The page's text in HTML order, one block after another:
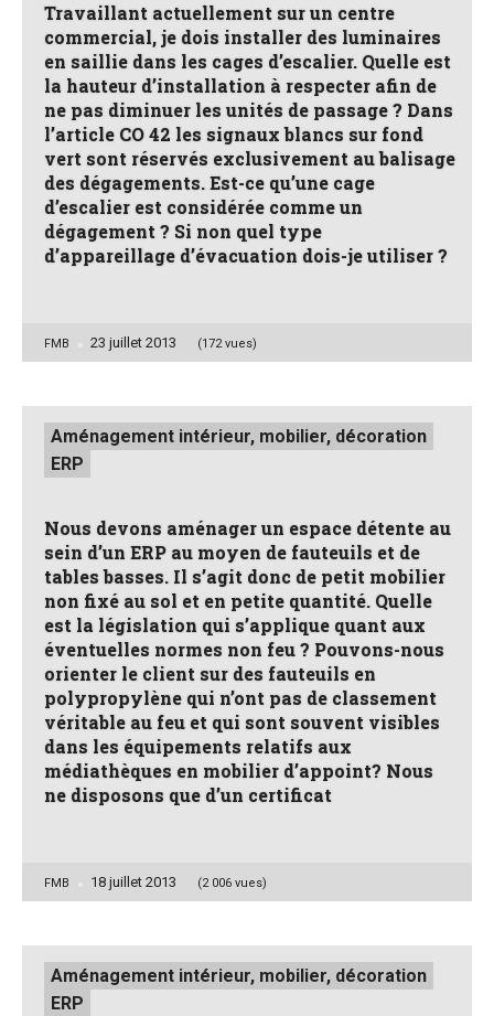
Travaillant actuellement sur un centre
commercial, je dois installer des luminaires
en saillie dans les cages d’escalier. Quelle est
la hauteur d’installation à respecter afin de
ne pas diminuer les unités de passage ? Dans
l’article CO 42 les signaux blancs sur fond
vert sont réservés exclusivement au balisage
des dégagements. Est-ce qu’une cage
d’escalier est considérée comme un
dégagement ? Si non quel type
d’appareillage d’évacuation dois-je utiliser ?
Posted
FMB 23 juillet 2013 (172 vues)
Posted
inAménagement intérieur, mobilier, décoration
ERP
Nous devons aménager un espace détente au
sein d’un ERP au moyen de fauteuils et de
tables basses. Il s’agit donc de petit mobilier
non fixé au sol et en petite quantité. Quelle
est la législation qui s’applique quant aux
éventuelles normes non feu ? Pouvons-nous
orienter le client sur des fauteuils en
polypropylène qui n’ont pas de classement
véritable au feu et qui sont souvent visibles
dans les équipements relatifs aux
médiathèques en mobilier d’appoint? Nous
ne disposons que d’un certificat
Posted
FMB 18 juillet 2013 (2 006 vues)
Posted
inAménagement intérieur, mobilier, décoration
ERP